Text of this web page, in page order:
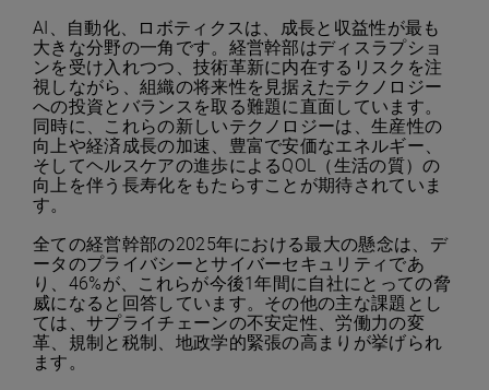
AI、自動化、ロボティクスは、成長と収益性が最も
大きな分野の一角です。経営幹部はディスラプショ
ンを受け入れつつ、技術革新に内在するリスクを注
視しながら、組織の将来性を見据えたテクノロジー
への投資とバランスを取る難題に直面しています。
同時に、これらの新しいテクノロジーは、生産性の
向上や経済成長の加速、豊富で安価なエネルギー、
そしてヘルスケアの進歩によるQOL（生活の質）の
向上を伴う長寿化をもたらすことが期待されていま
す。
全ての経営幹部の2025年における最大の懸念は、デ
ータのプライバシーとサイバーセキュリティであ
り、46%が、これらが今後1年間に自社にとっての脅
威になると回答しています。その他の主な課題とし
ては、サプライチェーンの不安定性、労働力の変
革、規制と税制、地政学的緊張の高まりが挙げられ
ます。